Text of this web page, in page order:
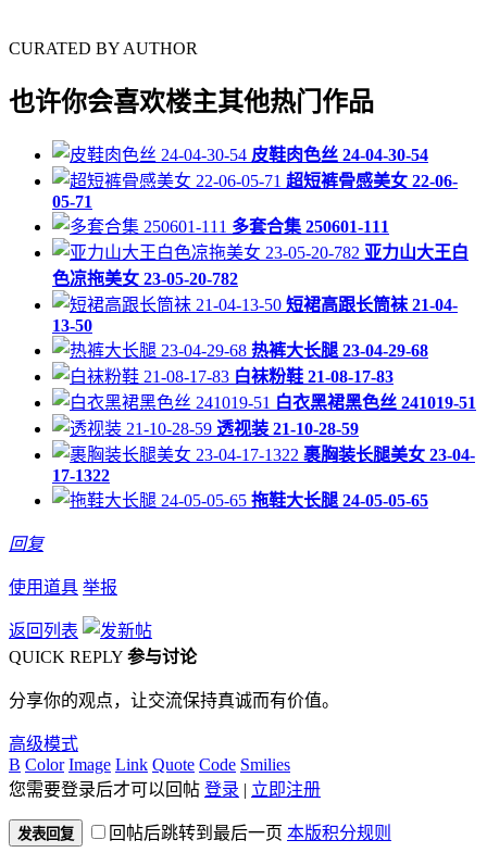
CURATED BY AUTHOR
也许你会喜欢楼主其他热门作品
皮鞋肉色丝 24-04-30-54
超短裤骨感美女 22-06-
05-71
多套合集 250601-111
亚力山大王白
色凉拖美女 23-05-20-782
短裙高跟长筒袜 21-04-
13-50
热裤大长腿 23-04-29-68
白袜粉鞋 21-08-17-83
白衣黑裙黑色丝 241019-51
透视装 21-10-28-59
裹胸装长腿美女 23-04-
17-1322
拖鞋大长腿 24-05-05-65
回复
使用道具 举报
返回列表
QUICK REPLY 参与讨论
分享你的观点，让交流保持真诚而有价值。
高级模式
B Color Image Link Quote Code Smilies
您需要登录后才可以回帖 登录 | 立即注册
发表回复 回帖后跳转到最后一页 本版积分规则